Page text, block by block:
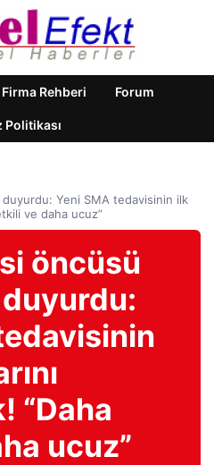
Firma Rehberi Forum
Politikası
Yeni SMA tedavisinin ilk
ve daha ucuz”
öncüsü
“Daha
ucuz”